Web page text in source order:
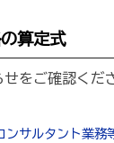
算定式
をご確認くだ
ンサルタント業務